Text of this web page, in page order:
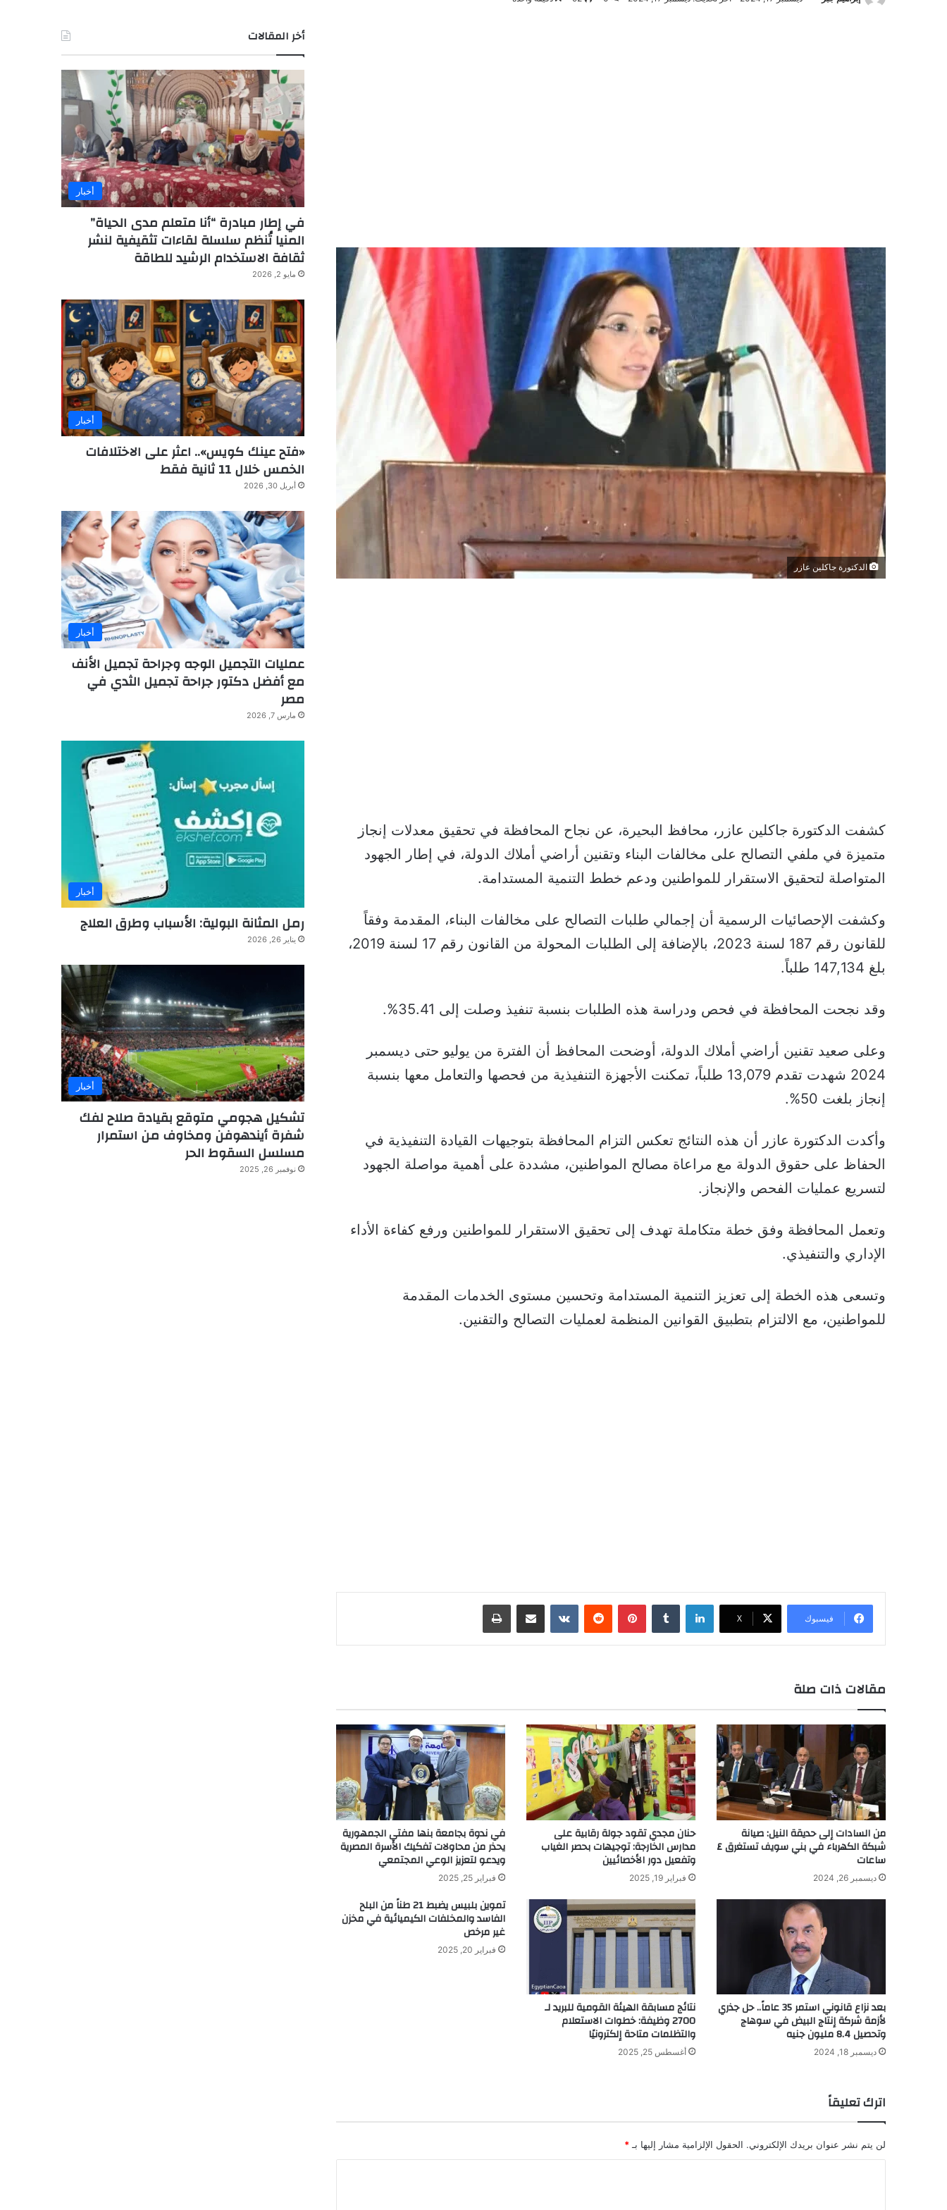
الدكتورة جاكلين عازر
كشفت الدكتورة جاكلين عازر، محافظ البحيرة، عن نجاح المحافظة في تحقيق معدلات إنجاز
متميزة في ملفي التصالح على مخالفات البناء وتقنين أراضي أملاك الدولة، في إطار الجهود
المتواصلة لتحقيق الاستقرار للمواطنين ودعم خطط التنمية المستدامة.
وكشفت الإحصائيات الرسمية أن إجمالي طلبات التصالح على مخالفات البناء، المقدمة وفقاً
للقانون رقم 187 لسنة 2023، بالإضافة إلى الطلبات المحولة من القانون رقم 17 لسنة 2019،
بلغ 147,134 طلباً.
وقد نجحت المحافظة في فحص ودراسة هذه الطلبات بنسبة تنفيذ وصلت إلى 35.41%.
وعلى صعيد تقنين أراضي أملاك الدولة، أوضحت المحافظ أن الفترة من يوليو حتى ديسمبر
2024 شهدت تقدم 13,079 طلباً، تمكنت الأجهزة التنفيذية من فحصها والتعامل معها بنسبة
إنجاز بلغت 50%.
وأكدت الدكتورة عازر أن هذه النتائج تعكس التزام المحافظة بتوجيهات القيادة التنفيذية في
الحفاظ على حقوق الدولة مع مراعاة مصالح المواطنين، مشددة على أهمية مواصلة الجهود
لتسريع عمليات الفحص والإنجاز.
وتعمل المحافظة وفق خطة متكاملة تهدف إلى تحقيق الاستقرار للمواطنين ورفع كفاءة الأداء
الإداري والتنفيذي.
وتسعى هذه الخطة إلى تعزيز التنمية المستدامة وتحسين مستوى الخدمات المقدمة
للمواطنين، مع الالتزام بتطبيق القوانين المنظمة لعمليات التصالح والتقنين.
فيسبوك ‫X
لينكدإن بينتيريست
مقالات ذات صلة
من السادات إلى حديقة النيل: صيانة
شبكة الكهرباء في بني سويف تستغرق ٤
ساعات
ديسمبر 26, 2024
حنان مجدي تقود جولة رقابية على
مدارس الخارجة: توجيهات بحصر الغياب
وتفعيل دور الأخصائيين
فبراير 19, 2025
في ندوة بجامعة بنها مفتي الجمهورية
يحذر من محاولات تفكيك الأسرة المصرية
ويدعو لتعزيز الوعي المجتمعي
فبراير 25, 2025
بعد نزاع قانوني استمر 35 عاماً.. حل جذري
لأزمة شركة إنتاج البيض في سوهاج
وتحصيل 8.4 مليون جنيه
ديسمبر 18, 2024
نتائج مسابقة الهيئة القومية للبريد لـ
2700 وظيفة: خطوات الاستعلام
والتظلمات متاحة إلكترونيًا
أغسطس 25, 2025
تموين بلبيس يضبط 21 طناً من البلح
الفاسد والمخلفات الكيميائية في مخزن
غير مرخص
فبراير 20, 2025
اترك تعليقاً
لن يتم نشر عنوان بريدك الإلكتروني. الحقول الإلزامية مشار إليها بـ *
أخر المقالات
أخبار
في إطار مبادرة “أنا متعلم مدى الحياة”
المنيا تُنظم سلسلة لقاءات تثقيفية لنشر
ثقافة الاستخدام الرشيد للطاقة
مايو 2, 2026
أخبار
«فتح عينك كويس».. اعثر على الاختلافات
الخمس خلال 11 ثانية فقط
أبريل 30, 2026
أخبار
عمليات التجميل الوجه وجراحة تجميل الأنف
مع أفضل دكتور جراحة تجميل الثدي في
مصر
مارس 7, 2026
أخبار
رمل المثانة البولية: الأسباب وطرق العلاج
يناير 26, 2026
أخبار
تشكيل هجومي متوقع بقيادة صلاح لفك
شفرة أيندهوفن ومخاوف من استمرار
مسلسل السقوط الحر
نوفمبر 26, 2025